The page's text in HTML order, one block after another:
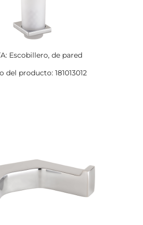
Escobillero, de pared
del producto: 181013012